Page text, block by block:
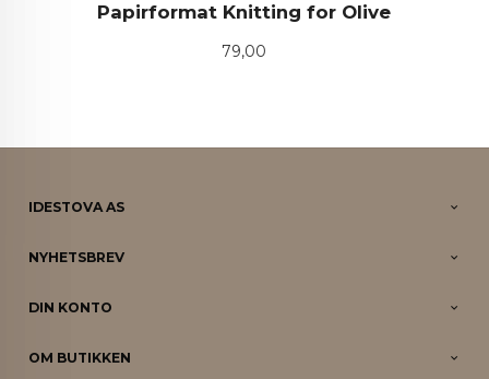
Papirformat Knitting for Olive
Pris
79,00
IDESTOVA AS
NYHETSBREV
DIN KONTO
OM BUTIKKEN